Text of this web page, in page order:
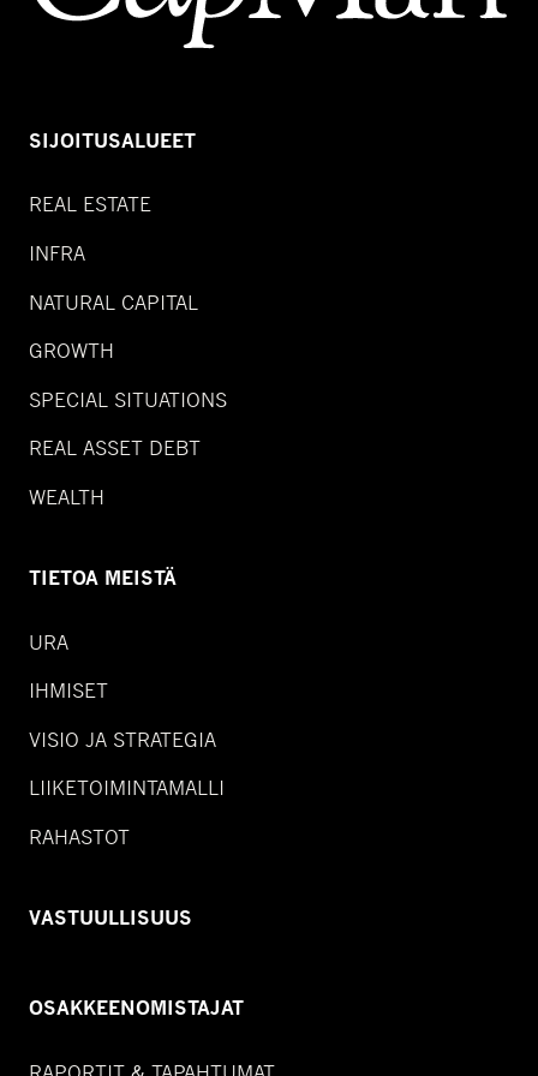
SIJOITUSALUEET
REAL ESTATE
INFRA
NATURAL CAPITAL
GROWTH
SPECIAL SITUATIONS
REAL ASSET DEBT
WEALTH
TIETOA MEISTÄ
URA
IHMISET
VISIO JA STRATEGIA
LIIKETOIMINTAMALLI
RAHASTOT
VASTUULLISUUS
OSAKKEENOMISTAJAT